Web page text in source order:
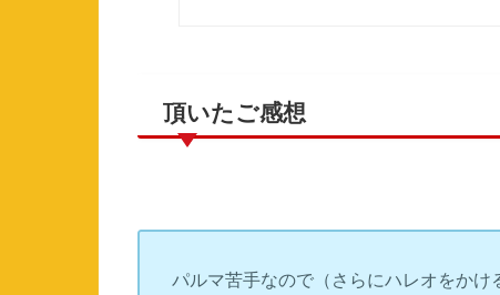
頂いたご感想
パルマ苦手なので（ さらにハレオをかけ